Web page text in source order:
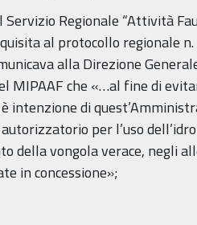
Regionale “Attività
al protocollo regionale
alla Direzione
MIPAAF che «…al fine di
intenzione di
per l’uso
della vongola verace, negli
in concessione»;